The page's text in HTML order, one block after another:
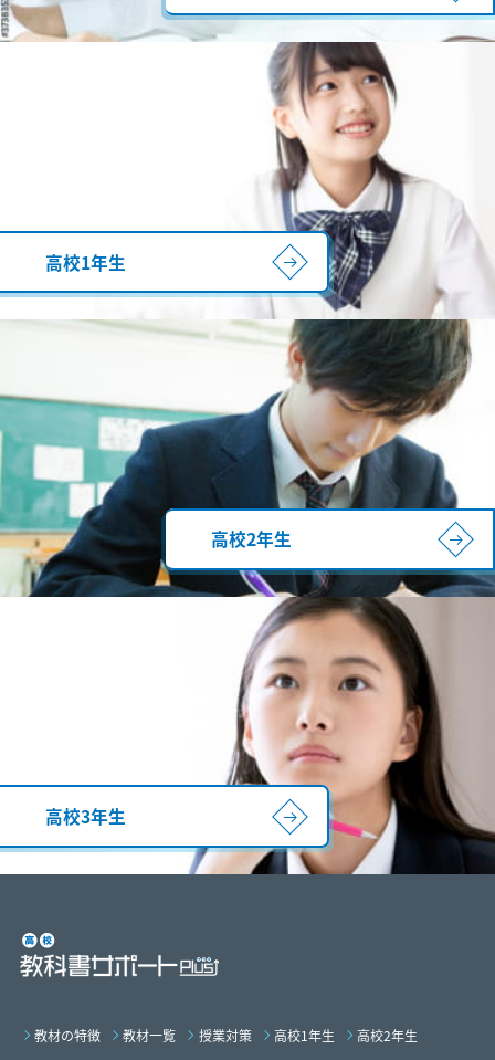
高校1年生
高校2年生
高校3年生
教材の特徴 教材一覧 授業対策 高校1年生 高校2年生